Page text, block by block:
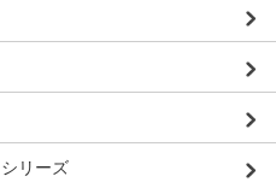
リーズ